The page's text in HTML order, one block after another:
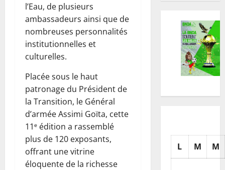
l’Eau, de plusieurs
ambassadeurs ainsi que de
nombreuses personnalités
institutionnelles et
culturelles.
Placée sous le haut
patronage du Président de
la Transition, le Général
d’armée Assimi Goïta, cette
11ᵉ édition a rassemblé
plus de 120 exposants,
offrant une vitrine
éloquente de la richesse
L M M